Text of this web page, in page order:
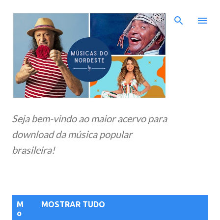
Pular para o conteúdo principal
Seja bem-vindo ao maior acervo para
download da música popular
brasileira!
M
o
MOSTRAR TUDO